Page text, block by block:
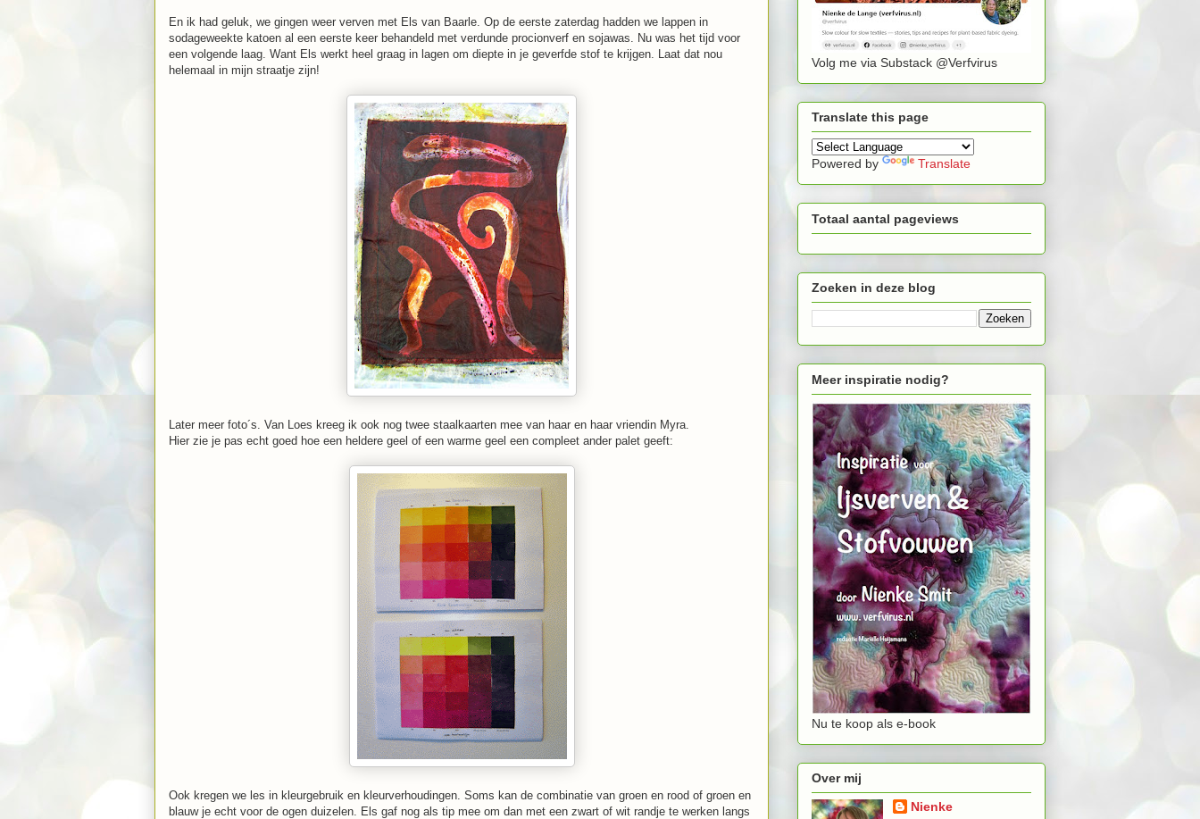
En ik had geluk, we gingen weer verven met Els van Baarle. Op de eerste zaterdag hadden we lappen in
sodageweekte katoen al een eerste keer behandeld met verdunde procionverf en sojawas. Nu was het tijd voor
een volgende laag. Want Els werkt heel graag in lagen om diepte in je geverfde stof te krijgen. Laat dat nou
helemaal in mijn straatje zijn!
Later meer foto´s. Van Loes kreeg ik ook nog twee staalkaarten mee van haar en haar vriendin Myra.
Hier zie je pas echt goed hoe een heldere geel of een warme geel een compleet ander palet geeft:
Ook kregen we les in kleurgebruik en kleurverhoudingen. Soms kan de combinatie van groen en rood of groen en
blauw je echt voor de ogen duizelen. Els gaf nog als tip mee om dan met een zwart of wit randje te werken langs
Volg me via Substack @Verfvirus
Translate this page
Powered by Translate
Totaal aantal pageviews
Zoeken in deze blog
Meer inspiratie nodig?
Nu te koop als e-book
Over mij
Nienke